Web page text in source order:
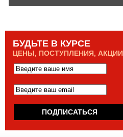
БУДЬТЕ В КУРСЕ
ЦЕНЫ, ПОСТУПЛЕНИЯ, АКЦИИ